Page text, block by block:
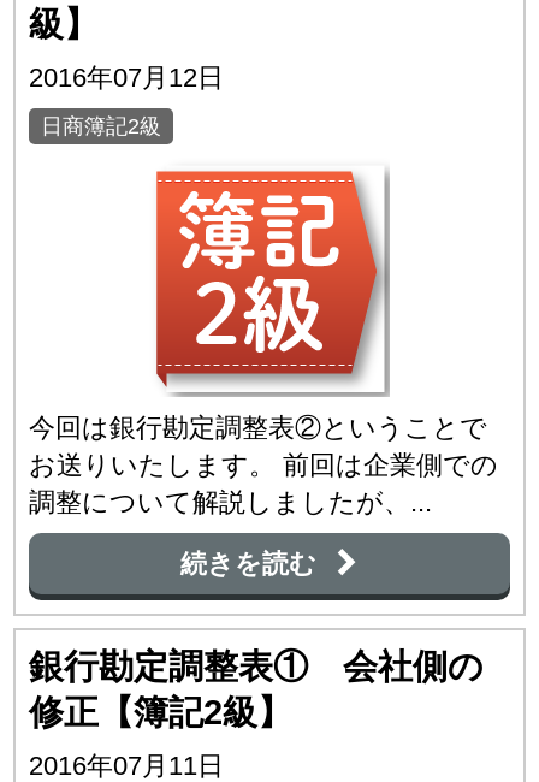
級】
2016年07月12日
日商簿記2級
今回は銀行勘定調整表②ということで
お送りいたします。 前回は企業側での
調整について解説しましたが、...
続きを読む
銀行勘定調整表① 会社側の
修正【簿記2級】
2016年07月11日